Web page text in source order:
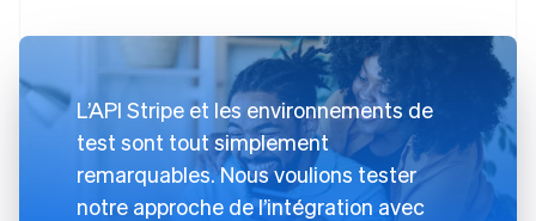
L’API Stripe et les environnements de
test sont tout simplement
remarquables. Nous voulions tester
notre approche de l’intégration avec